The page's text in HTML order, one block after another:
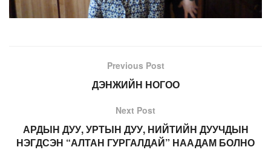
Previous Post
ДЭНЖИЙН НОГОО
Next Post
АРДЫН ДУУ, УРТЫН ДУУ, НИЙТИЙН ДУУЧДЫН
НЭГДСЭН “АЛТАН ГУРГАЛДАЙ” НААДАМ БОЛНО